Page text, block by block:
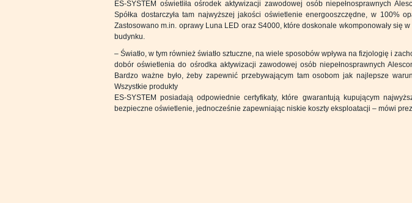
ES-SYSTEM oświetliła ośrodek aktywizacji zawodowej osób niepełnosprawnych
Spółka dostarczyła tam najwyższej jakości oświetlenie energooszczędne, w 100%
Zastosowano m.in. oprawy Luna LED oraz S4000, które doskonale wkomponowały się
budynku.
– Światło, w tym również światło sztuczne, na wiele sposobów wpływa na fizjologię i
dobór oświetlenia do ośrodka aktywizacji zawodowej osób niepełnosprawnych
Bardzo ważne było, żeby zapewnić przebywającym tam osobom jak najlepsze
Wszystkie produkty
ES-SYSTEM posiadają odpowiednie certyfikaty, które gwarantują kupującym
bezpieczne oświetlenie, jednocześnie zapewniając niskie koszty eksploatacji – mówi